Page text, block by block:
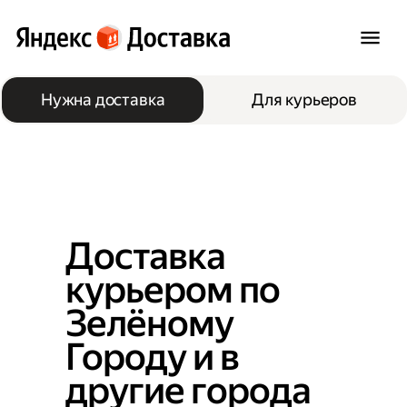
Нужна доставка Для курьеров
Доставка
курьером по
Зелёному
Городу и в
другие города